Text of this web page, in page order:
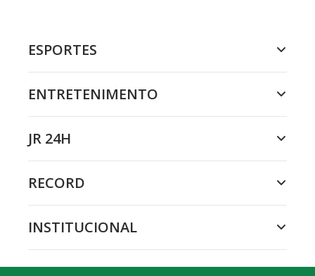
ESPORTES
ENTRETENIMENTO
JR 24H
RECORD
INSTITUCIONAL